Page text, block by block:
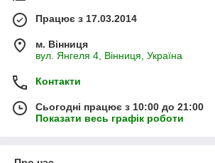
Працює з 17.03.2014
м. Вінниця
вул. Янгеля 4, Вінниця, Україна
Контакти
Сьогодні працює з 10:00 до 21:00
Показати весь графік роботи